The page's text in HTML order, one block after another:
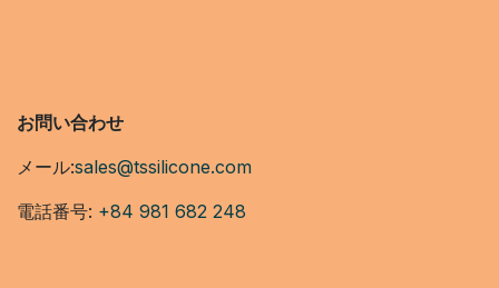
お問い合わせ
メール:sales@tssilicone.com
電話番号: +84 981 682 248